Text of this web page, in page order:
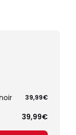
39,99€
39,99€